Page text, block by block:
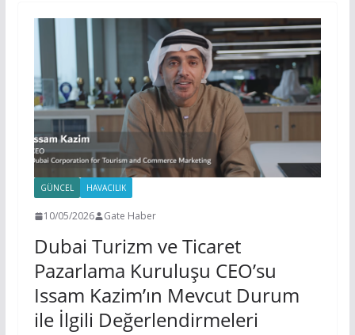
GÜNCEL HAVACILIK
10/05/2026 Gate Haber
Dubai Turizm ve Ticaret
Pazarlama Kuruluşu CEO’su
Issam Kazim’ın Mevcut Durum
ile İlgili Değerlendirmeleri